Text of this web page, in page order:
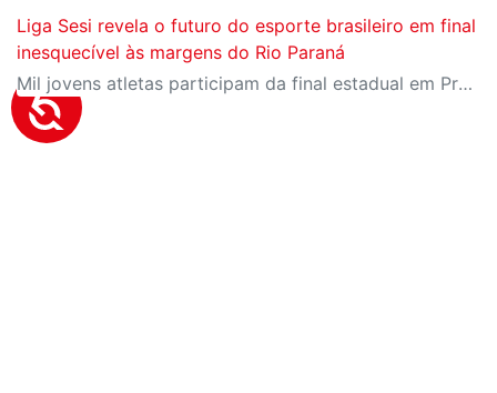
Liga Sesi revela o futuro do esporte brasileiro em final
inesquecível às margens do Rio Paraná
Mil jovens atletas participam da final estadual em Presidente Epitácio, reforçando a Liga Sesi como um dos principais ambientes de formação esportiva do país